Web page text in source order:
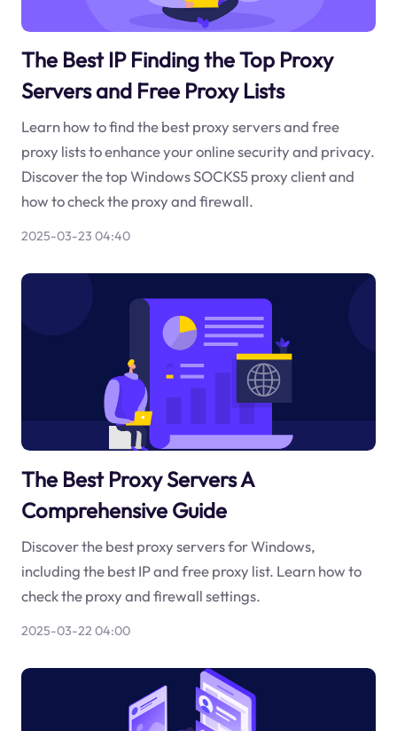
The Best IP Finding the Top Proxy
Servers and Free Proxy Lists
Learn how to find the best proxy servers and free
proxy lists to enhance your online security and privacy.
Discover the top Windows SOCKS5 proxy client and
how to check the proxy and firewall.
2025-03-23 04:40
The Best Proxy Servers A
Comprehensive Guide
Discover the best proxy servers for Windows,
including the best IP and free proxy list. Learn how to
check the proxy and firewall settings.
2025-03-22 04:00